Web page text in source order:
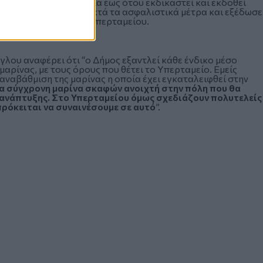
το ΣτΕ έκανε δεκτά τα ασφαλιστικά μέτρα και εξέδωσε
διαγωνισμό του Υπερταμείου.
αναφέρει ότι “ο Δήμος εξαντλεί κάθε ένδικο μέσο
με τους όρους που θέτει το Υπερταμείο. Εμείς
της μαρίνας η οποία έχει εγκαταλειφθεί στην
σύγχρονη μαρίνα σκαφών ανοιχτή στην πόλη που θα
Στο Υπερταμείου όμως σχεδιάζουν πολυτελείς
να συναινέσουμε σε αυτό”.